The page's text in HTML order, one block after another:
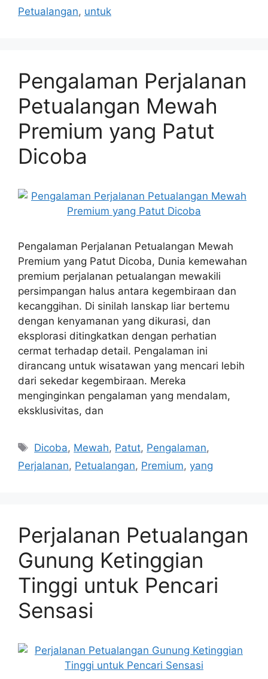
Petualangan, untuk
Pengalaman Perjalanan
Petualangan Mewah
Premium yang Patut
Dicoba
Pengalaman Perjalanan Petualangan Mewah
Premium yang Patut Dicoba, Dunia kemewahan
premium perjalanan petualangan mewakili
persimpangan halus antara kegembiraan dan
kecanggihan. Di sinilah lanskap liar bertemu
dengan kenyamanan yang dikurasi, dan
eksplorasi ditingkatkan dengan perhatian
cermat terhadap detail. Pengalaman ini
dirancang untuk wisatawan yang mencari lebih
dari sekedar kegembiraan. Mereka
menginginkan pengalaman yang mendalam,
eksklusivitas, dan
Tags
Dicoba, Mewah, Patut, Pengalaman,
Perjalanan, Petualangan, Premium, yang
Perjalanan Petualangan
Gunung Ketinggian
Tinggi untuk Pencari
Sensasi